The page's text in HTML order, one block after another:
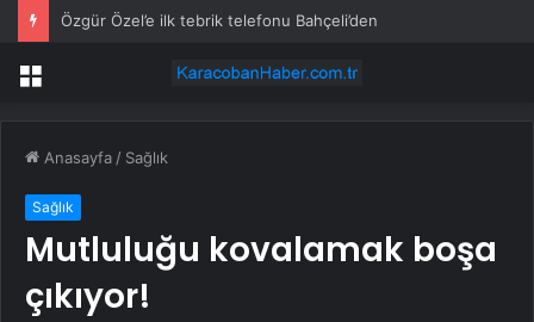
Özgür Özel’e ilk tebrik telefonu Bahçeli’den
Menü
Anasayfa / Sağlık
Sağlık
Mutluluğu kovalamak boşa
çıkıyor!